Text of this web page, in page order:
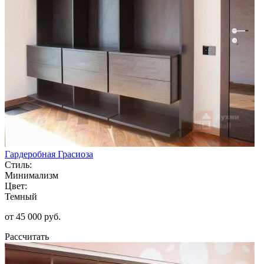
Гардеробная Грасиоза
Стиль:
Минимализм
Цвет:
Темный
от 45 000 руб.
Рассчитать